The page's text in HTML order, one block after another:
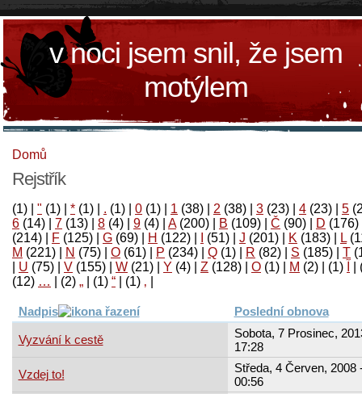
v noci jsem snil, že jsem
motýlem
Domů
Rejstřík
(1) " (1) * (1) . (1) 0 (1) 1 (38) 2 (38) 3 (23) 4 (23) 5
6 (14) 7 (13) 8 (4) 9 (4) A(200) B (109) Č (90) D (176)
(214)
F (125) G (69) H (122) (51) J (201) K (183) L
M (221) N (75) O (61) P (234) Q (1) R (82) S (185) T
U (75) V (155) W (21) Y (4) Z (128) Ο (1) М (2)
(1)
‚
(1)
“
(1)
„
(2)
…
(12)
Nadpis Poslední obnova
Vyzvání k cestě
Sobota, 7 Prosinec,
17:28
Vzdej to!
Středa, 4 Červen, 2008
00:56